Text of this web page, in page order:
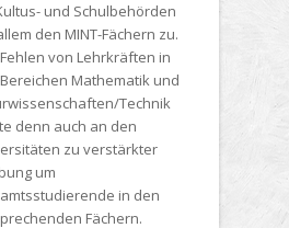
und Schulbehörden
den MINT-Fächern zu.
von Lehrkräften in
Mathematik und
Technik
denn auch an den
zu verstärkter
um
in den
Fächern.